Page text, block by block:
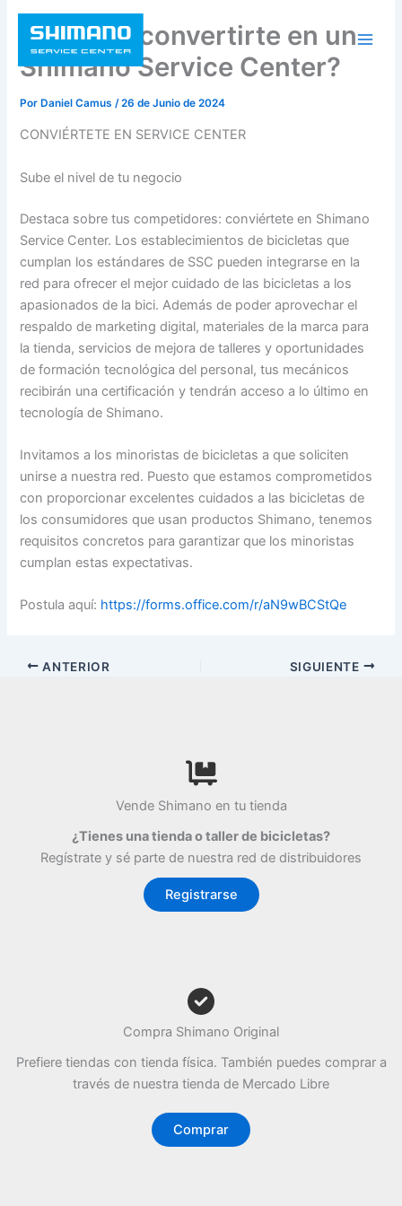
contenido
¿Quieres convertirte en un
Shimano Service Center?
PorDaniel Camus/26 de Junio de 2024
CONVIÉRTETE EN SERVICE CENTER
Sube el nivel de tu negocio
Destaca sobre tus competidores: conviértete en Shimano
Service Center. Los establecimientos de bicicletas que
cumplan los estándares de SSC pueden integrarse en la
red para ofrecer el mejor cuidado de las bicicletas a los
apasionados de la bici. Además de poder aprovechar el
respaldo de marketing digital, materiales de la marca para
la tienda, servicios de mejora de talleres y oportunidades
de formación tecnológica del personal, tus mecánicos
recibirán una certificación y tendrán acceso a lo último en
tecnología de Shimano.
Invitamos a los minoristas de bicicletas a que soliciten
unirse a nuestra red. Puesto que estamos comprometidos
con proporcionar excelentes cuidados a las bicicletas de
los consumidores que usan productos Shimano, tenemos
requisitos concretos para garantizar que los minoristas
cumplan estas expectativas.
Postula aquí: https://forms.office.com/r/aN9wBCStQe
ANTERIOR SIGUIENTE
Vende Shimano en tu tienda
¿Tienes una tienda o taller de bicicletas?
Regístrate y sé parte de nuestra red de distribuidores
Registrarse
Compra Shimano Original
Prefiere tiendas con tienda física. También puedes comprar a
través de nuestra tienda de Mercado Libre
Comprar